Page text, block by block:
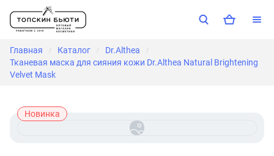
Главная / Каталог / Dr.Althea /
Тканевая маска для сияния кожи Dr.Althea Natural Brightening
Velvet Mask
Новинка